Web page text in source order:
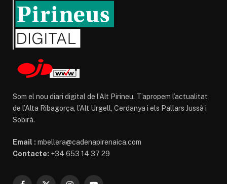
Som el nou diari digital de l’Alt Pirineu. T’apropem l’actualitat
de l’Alta Ribagorça, l’Alt Urgell, Cerdanya i els Pallars Jussà i
Sobirà.
Email : mbellera@cadenapirenaica.com
Contacte: +34 653 14 37 29